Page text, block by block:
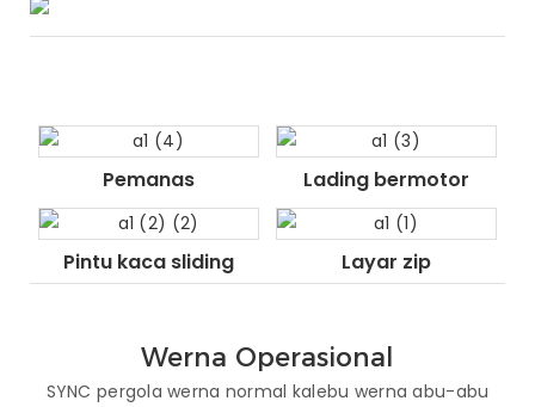
Pemanas Lading bermotor
Pintu kaca sliding Layar zip
Werna Operasional
SYNC pergola werna normal kalebu werna abu-abu